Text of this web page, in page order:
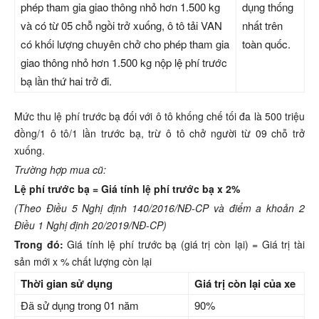
phép tham gia giao thông nhỏ hơn 1.500 kg
và có từ 05 chỗ ngồi trở xuống, ô tô tải VAN
có khối lượng chuyên chở cho phép tham gia
giao thông nhỏ hơn 1.500 kg nộp lệ phí trước
bạ lần thứ hai trở đi.
dụng thống
nhất trên
toàn quốc.
Mức thu lệ phí trước bạ đối với ô tô khống chế tối đa là 500 triệu
đồng/1 ô tô/1 lần trước bạ, trừ ô tô chở người từ 09 chỗ trở
xuống.
Trường hợp mua cũ:
Lệ phí trước bạ = Giá tính lệ phí trước bạ x 2%
(Theo Điều 5 Nghị định 140/2016/NĐ-CP và điểm a khoản 2
Điều 1 Nghị định 20/2019/NĐ-CP)
Trong đó: Giá tính lệ phí trước bạ (giá trị còn lại) = Giá trị tài
sản mới x % chất lượng còn lại
Thời gian sử dụng Giá trị còn lại của xe
Đã sử dụng trong 01 năm
90%